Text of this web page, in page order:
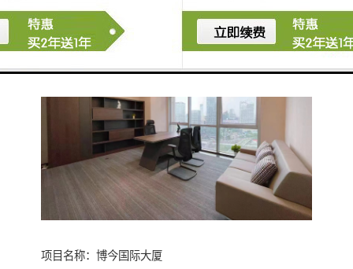
项目名称：博今国际大厦